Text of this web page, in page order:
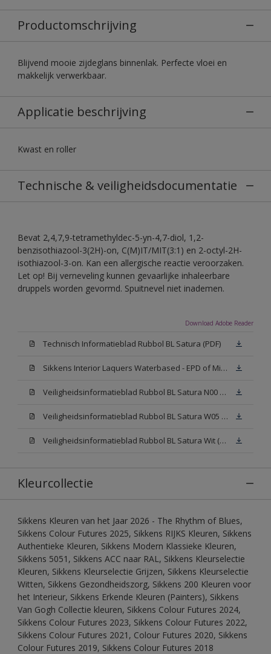
Productomschrijving
Blijvend mooie zijdeglans binnenlak. Perfecte vloei en
makkelijk verwerkbaar.
Applicatie beschrijving
Kwast en roller
Technische & veiligheidsdocumentatie
Bevat 2,4,7,9-tetramethyldec-5-yn-4,7-diol, 1,2-
benzisothiazool-3(2H)-on, C(M)IT/MIT(3:1) en 2-octyl-2H-
isothiazool-3-on. Kan een allergische reactie veroorzaken.
Let op! Bij verneveling kunnen gevaarlijke inhaleerbare
druppels worden gevormd. Spuitnevel niet inademen.
Download Adobe Reader
Technisch Informatieblad Rubbol BL Satura (PDF)
Sikkens Interior Laquers Waterbased - EPD of Milieuproductverklaring
Veiligheidsinformatieblad Rubbol BL Satura N00 (MSDS)
Veiligheidsinformatieblad Rubbol BL Satura W05 (MSDS)
Veiligheidsinformatieblad Rubbol BL Satura Wit (MSDS)
Kleurcollectie
Sikkens Kleuren van het Jaar 2026 - The Rhythm of Blues,
Sikkens Colour Futures 2025, Sikkens RIJKS Kleuren, Sikkens
Authentieke Kleuren, Sikkens Modern Klassieke Kleuren,
Sikkens 5051, Sikkens ACC naar RAL, Sikkens Kleurselectie
Kleuren, Sikkens Kleurselectie Grijzen, Sikkens Kleurselectie
Witten, Sikkens Gezondheidszorg, Sikkens 200 Kleuren voor
het Interieur, Sikkens Erkende Kleuren (Painters), Sikkens
Van Gogh Collectie kleuren, Sikkens Colour Futures 2024,
Sikkens Colour Futures 2023, Sikkens Colour Futures 2022,
Sikkens Colour Futures 2021, Colour Futures 2020, Sikkens
Colour Futures 2019, Sikkens Colour Futures 2018